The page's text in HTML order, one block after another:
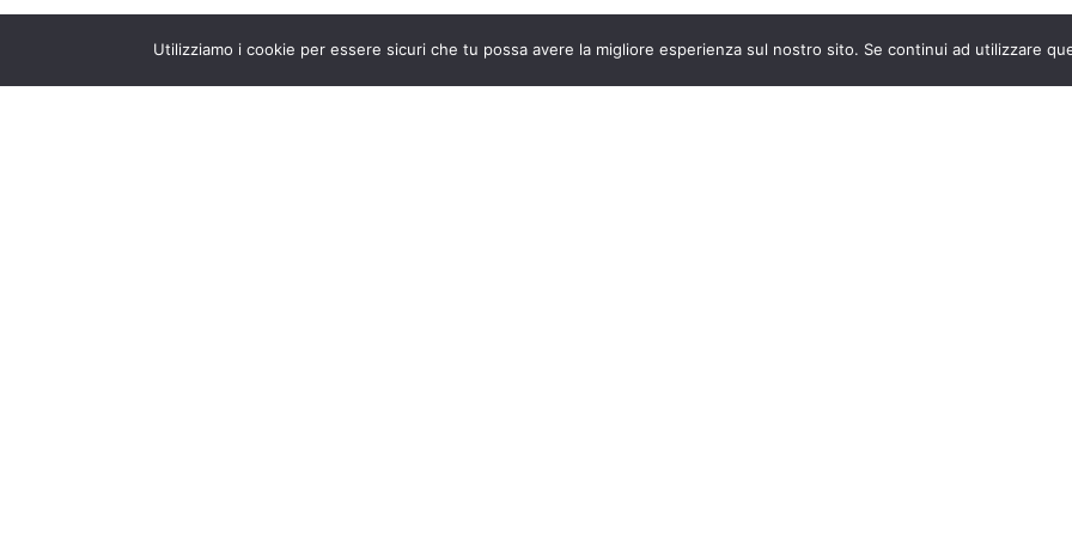
Utilizziamo i cookie per essere sicuri che tu possa avere la migliore esperienza sul nostro sito. Se continui ad utilizzare